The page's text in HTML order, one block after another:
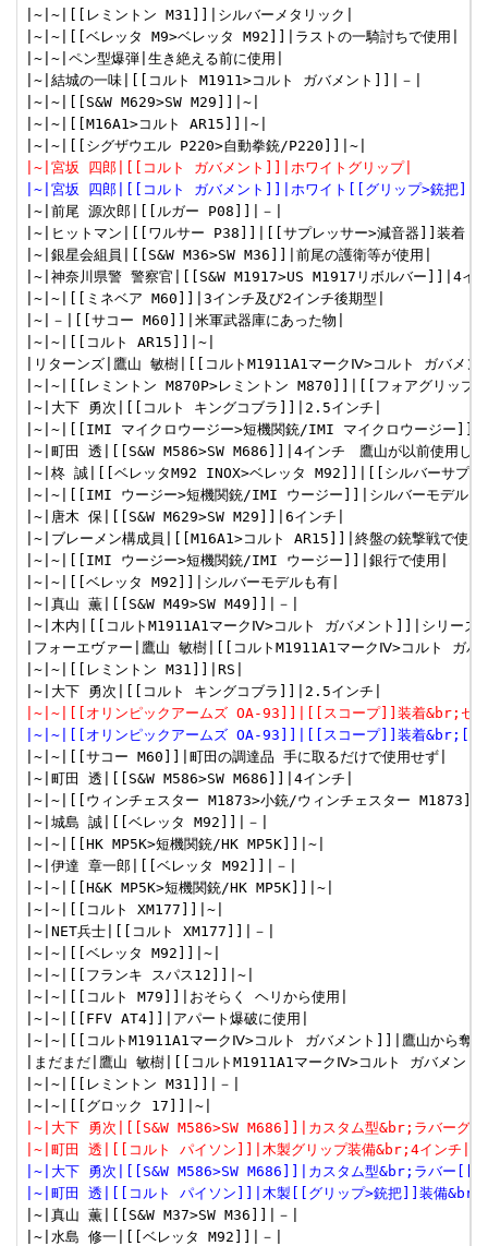
|~|~|[[レミントン M31]]|シルバーメタリック|
|~|~|[[ベレッタ M9>ベレッタ M92]]|ラストの一騎討ちで使用|
|~|~|ペン型爆弾|生き絶える前に使用|
|~|結城の一味|[[コルト M1911>コルト ガバメント]]|－|
|~|~|[[S&W M629>SW M29]]|~|
|~|~|[[M16A1>コルト AR15]]|~|
|~|宮坂 四郎|[[コルト ガバメント]]|ホワイトグリップ|
|~|宮坂 四郎|[[コルト ガバメント]]|ホワイト[[グリップ>銃把]]|
|~|前尾 源次郎|[[ルガー P08]]|－|
|~|ヒットマン|[[ワルサー P38]]|[[サプレッサー>減音器]]装着 横
|~|銀星会組員|[[S&W M36>SW M36]]|前尾の護衛等が使用|
|~|神奈川県警 警察官|[[S&W M1917>US M1917リボルバー]]|4イ
|~|~|[[ミネベア M60]]|3インチ及び2インチ後期型|
|~|－|[[サコー M60]]|米軍武器庫にあった物|
|~|~|[[コルト AR15]]|~|
|リターンズ|鷹山 敏樹|[[コルトM1911A1マークⅣ>コルト ガバメ
|~|~|[[レミントン M870P>レミントン M870]]|[[フォアグリップ
|~|大下 勇次|[[コルト キングコブラ]]|2.5インチ|
|~|~|[[IMI マイクロウージー>短機関銃/IMI マイクロウージー
|~|町田 透|[[S&W M586>SW M686]]|4インチ　鷹山が以前使用し
|~|柊 誠|[[ベレッタM92 INOX>ベレッタ M92]]|[[シルバーサプレ
|~|~|[[IMI ウージー>短機関銃/IMI ウージー]]|シルバーモデル|
|~|唐木 保|[[S&W M629>SW M29]]|6インチ|
|~|ブレーメン構成員|[[M16A1>コルト AR15]]|終盤の銃撃戦で使
|~|~|[[IMI ウージー>短機関銃/IMI ウージー]]|銀行で使用|
|~|~|[[ベレッタ M92]]|シルバーモデルも有|
|~|真山 薫|[[S&W M49>SW M49]]|－|
|~|木内|[[コルトM1911A1マークⅣ>コルト ガバメント]]|シリーズ
|フォーエヴァー|鷹山 敏樹|[[コルトM1911A1マークⅣ>コルト ガ
|~|~|[[レミントン M31]]|RS|
|~|~|[[オリンピックアームズ OA-93]]|[[スコープ]]装着&br;セミ
|~|~|[[オリンピックアームズ OA-93]]|[[スコープ]]装着&br;[[
|~|~|[[サコー M60]]|町田の調達品 手に取るだけで使用せず|
|~|町田 透|[[S&W M586>SW M686]]|4インチ|
|~|~|[[ウィンチェスター M1873>小銃/ウィンチェスター
|~|城島 誠|[[ベレッタ M92]]|－|
|~|~|[[HK MP5K>短機関銃/HK MP5K]]|~|
|~|伊達 章一郎|[[ベレッタ M92]]|－|
|~|~|[[H&K MP5K>短機関銃/HK MP5K]]|~|
|~|~|[[コルト XM177]]|~|
|~|NET兵士|[[コルト XM177]]|－|
|~|~|[[ベレッタ M92]]|~|
|~|~|[[フランキ スパス12]]|~|
|~|~|[[コルト M79]]|おそらく ヘリから使用|
|~|~|[[FFV AT4]]|アパート爆破に使用|
|~|~|[[コルトM1911A1マークⅣ>コルト ガバメント]]|鷹山から奪
|まだまだ|鷹山 敏樹|[[コルトM1911A1マークⅣ>コルト ガバメン
|~|~|[[レミントン M31]]|－|
|~|大下 勇次|[[S&W M586>SW M686]]|カスタム型&br;ラバーグリ
|~|町田 透|[[コルト パイソン]]|木製グリップ装備&br;4インチ|
|~|大下 勇次|[[S&W M586>SW M686]]|カスタム型&br;ラバー[[
|~|町田 透|[[コルト パイソン]]|木製[[グリップ>銃把]]装備
|~|真山 薫|[[S&W M37>SW M36]]|－|
|~|水島 修一|[[ベレッタ M92]]|－|